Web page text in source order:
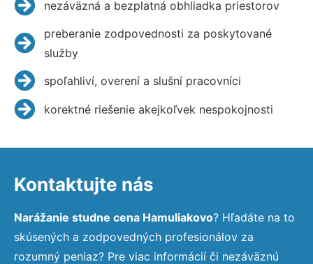
nezáväzná a bezplatná obhliadka priestorov
preberanie zodpovednosti za poskytované
služby
spoľahliví, overení a slušní pracovníci
korektné riešenie akejkoľvek nespokojnosti
Kontaktujte nás
Narážanie studne cena Hamuliakovo? Hľadáte na to
skúsených a zodpovedných profesionálov za
rozumný peniaz? Pre viac informácií či nezáväznú